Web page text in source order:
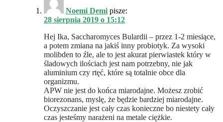
Noemi Demi pisze:
28 sierpnia 2019 o 15:12
Hej Ika, Saccharomyces Bulardii – przez 1-2 miesiące,
a potem zmiana na jakiś inny probiotyk. Za wysoki
molibden to źle, ale to jest akurat pierwiastek który w
śladowych ilościach jest nam potrzebny, nie jak
aluminium czy rtęć, które są totalnie obce dla
organizmu.
APW nie jest do końca miarodajne. Możesz zrobić
biorezonans, myslę, że będzie bardziej miarodajne.
Oczyszczanie jest cały czas konieczne bo niestety cały
czas jesteśmy narażeni na metale ciężkie.